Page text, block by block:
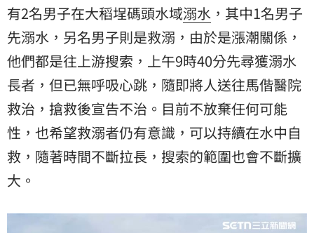
有2名男子在大稻埕碼頭水域溺水 ，其中1名男子
先溺水，另名男子則是救溺，由於是漲潮關係，
他們都是往上游搜索，上午9時40分先尋獲溺水
長者，但已無呼吸心跳，隨即將人送往馬偕醫院
救治，搶救後宣告不治。目前不放棄任何可能
性，也希望救溺者仍有意識，可以持續在水中自
救，隨著時間不斷拉長，搜索的範圍也會不斷擴
大。